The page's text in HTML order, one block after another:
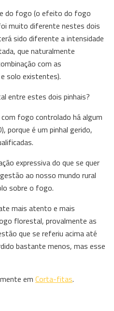
do fogo (o efeito do fogo
muito diferente nestes dois
sido diferente a intensidade
que naturalmente
com as
solo existentes).
entre estes dois pinhais?
fogo controlado há algum
porque é um pinhal gerido,
expressiva do que se quer
ao nosso mundo rural
sobre o fogo.
mais atento e mais
florestal, provalmente as
que se referiu acima até
bastante menos, mas esse
em Corta-fitas.